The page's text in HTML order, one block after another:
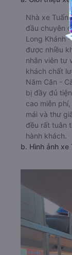
Nhà xe Tuấn
đầu chuyên
Long Khánh
được nhiều
nhân viên tư
khách chất
Năm Căn -
bị đầy đủ
cao miễn
mái và thư
đều rất tuân
hành khách.
b. Hình ảnh xe